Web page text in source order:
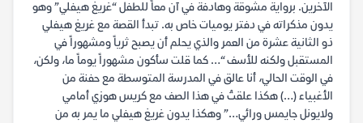
الآخرين. برواية مشوقة وهادفة في آن معاً للطفل “غريغ هيفلي” وهو
يدون مذكراته في دفتر يوميات خاص به. تبدأ القصة مع غريغ هيفلي
ذو الثانية عشرة من العمر والذي يحلم أن يصبح ثرياً ومشهوراً في
المستقبل ولكنه للأسف “… كما قلت سأكون مشهوراً يوماً ما، ولكن،
في الوقت الحالي، أنا عالق في المدرسة المتوسطة مع حفنة من
الأغبياء (…) هكذا علقتُ في هذا الصف مع كريس هوزي أمامي
ولايونل جايمس ورائي…” وهكذا يدون غريغ هيفلي ما يمر به من